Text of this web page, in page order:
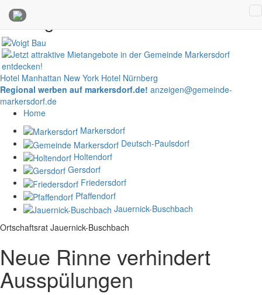
Anzeigen
Hotel Manhattan New York Hotel Nürnberg
Regional werben auf markersdorf.de! anzeigen@gemeinde-
markersdorf.de
Home
Markersdorf
Deutsch-Paulsdorf
Holtendorf
Gersdorf
Friedersdorf
Pfaffendorf
Jauernick-Buschbach
Ortschaftsrat Jauernick-Buschbach
Neue Rinne verhindert
Ausspülungen